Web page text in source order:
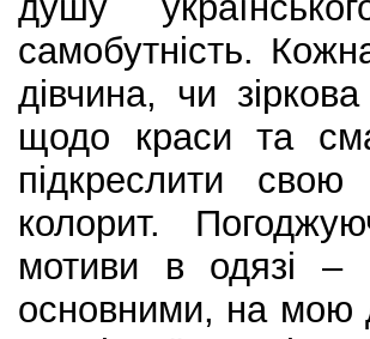
самобутність.
дівчина, чи
щодо краси та
підкреслити свою
колорит.
мотиви в одязі –
основними, на мою